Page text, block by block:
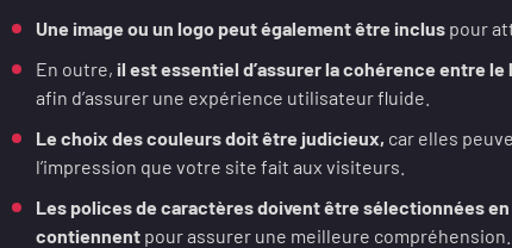
Une image ou un logo peut également être inclus pour
En outre, il est essentiel d’assurer la cohérence entre
afin d’assurer une expérience utilisateur fluide.
Le choix des couleurs doit être judicieux, car elles
l’impression que votre site fait aux visiteurs.
Les polices de caractères doivent être sélectionnées
contiennent pour assurer une meilleure compréhension.